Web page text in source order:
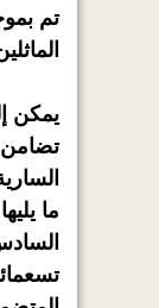
تم
يمكن
تضامن